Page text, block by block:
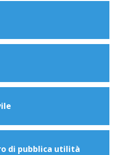
di pubblica utilità